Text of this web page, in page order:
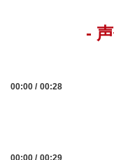
-
00:00 00:28
00:00 00:29